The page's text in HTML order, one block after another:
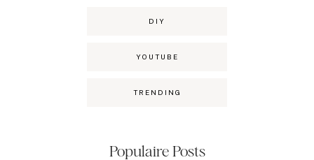
DIY
YOUTUBE
TRENDING
Populaire Posts